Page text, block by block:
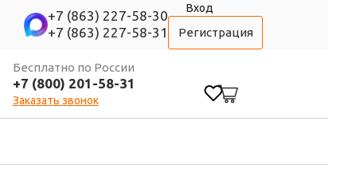
+7 (863) 227-58-30
+7 (863) 227-58-31
Вход
Регистрация
Бесплатно по России
+7 (800) 201-58-31
Заказать звонок